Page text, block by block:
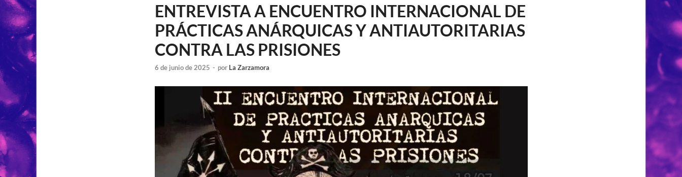
ENTREVISTA A ENCUENTRO INTERNACIONAL DE
PRÁCTICAS ANÁRQUICAS Y ANTIAUTORITARIAS
CONTRA LAS PRISIONES
6 de junio de 2025 - por La Zarzamora